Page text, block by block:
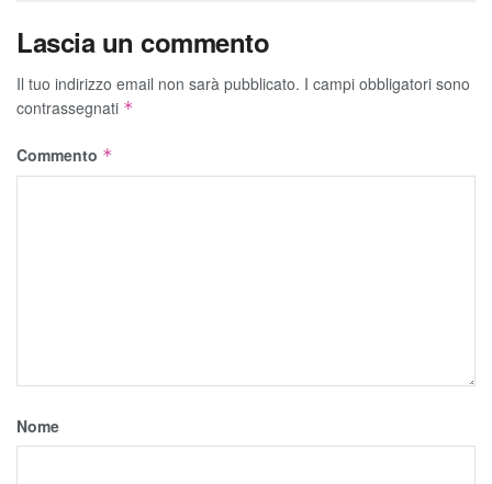
Lascia un commento
Il tuo indirizzo email non sarà pubblicato. I campi obbligatori sono
contrassegnati *
Commento *
Nome